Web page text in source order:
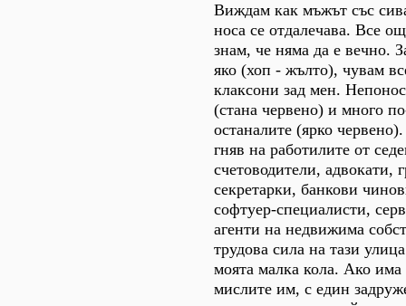
Виждам как мъжът със
носа се отдалечава. Все
знам, че няма да е вечно.
яко (хоп - жълто), чувам
клаксони зад мен.
(стана червено) и много
останалите (ярко
гняв на работилите от
счетоводители, адвокати,
секретарки, банкови
софтуер-специалисти,
агенти на недвижима
трудова сила на тази
моята малка кола. Ако
мислите им, с един